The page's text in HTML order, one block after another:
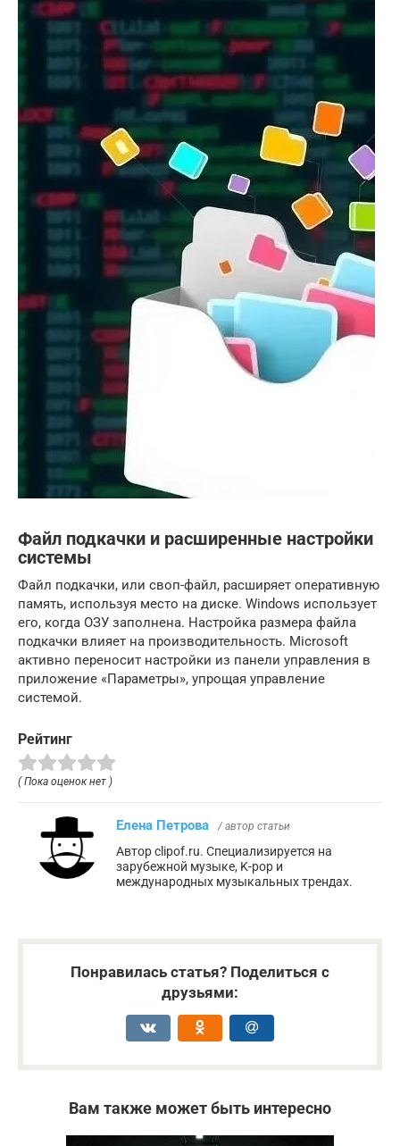
Файл подкачки и расширенные настройки
системы
Файл подкачки, или своп-файл, расширяет оперативную
память, используя место на диске. Windows использует
его, когда ОЗУ заполнена. Настройка размера файла
подкачки влияет на производительность. Microsoft
активно переносит настройки из панели управления в
приложение «Параметры», упрощая управление
системой.
Рейтинг
( Пока оценок нет )
Елена Петрова / автор статьи
Автор clipof.ru. Специализируется на
зарубежной музыке, K-pop и
международных музыкальных трендах.
Понравилась статья? Поделиться с
друзьями:
Вам также может быть интересно